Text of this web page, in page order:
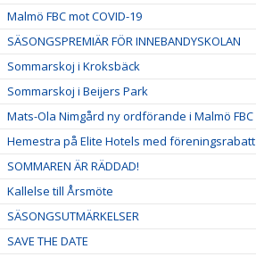
Malmö FBC mot COVID-19
SÄSONGSPREMIÄR FÖR INNEBANDYSKOLAN
Sommarskoj i Kroksbäck
Sommarskoj i Beijers Park
Mats-Ola Nimgård ny ordförande i Malmö FBC
Hemestra på Elite Hotels med föreningsrabatt
SOMMAREN ÄR RÄDDAD!
Kallelse till Årsmöte
SÄSONGSUTMÄRKELSER
SAVE THE DATE